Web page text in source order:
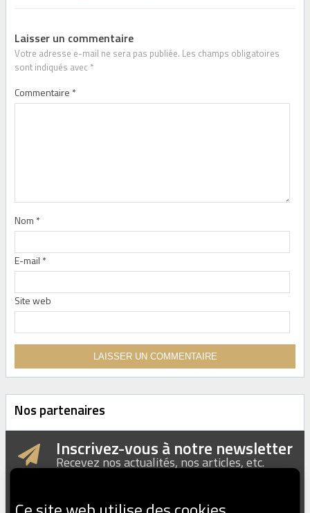
Laisser un commentaire
Votre adresse e-mail ne sera pas publiée. Les champs obligatoires
sont indiqués avec *
Commentaire *
Nom *
E-mail *
Site web
Nos partenaires
Inscrivez-vous à notre newsletter
Recevez nos actualités, nos articles, etc.